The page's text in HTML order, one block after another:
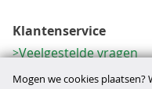
Klantenservice
Veelgestelde vragen
Contactformulier
Mogen we cookies plaatsen?